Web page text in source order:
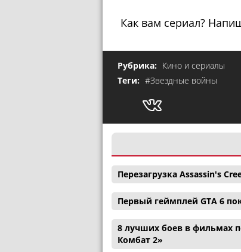
Как вам сериал?
Рубрика: Кино и сериалы
Теги: #Звездные войны
Перезагрузка Assassin's
Первый геймплей GTA 6
8 лучших боев в фильмах
Комбат 2»